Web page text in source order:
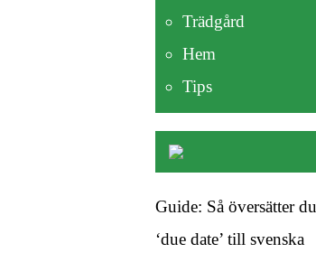
Trädgård
Hem
Tips
Guide: Så översätter du
‘due date’ till svenska